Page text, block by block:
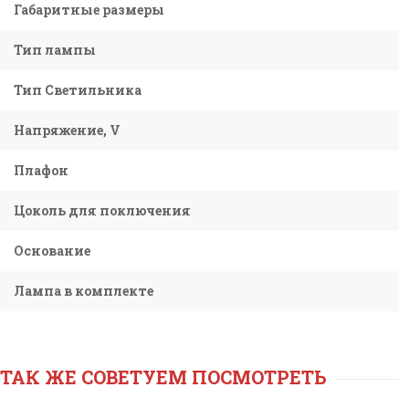
Габаритные размеры
Тип лампы
Тип Светильника
Напряжение, V
Плафон
Цоколь для поключения
Основание
Лампа в комплекте
ТАК ЖЕ СОВЕТУЕМ ПОСМОТРЕТЬ